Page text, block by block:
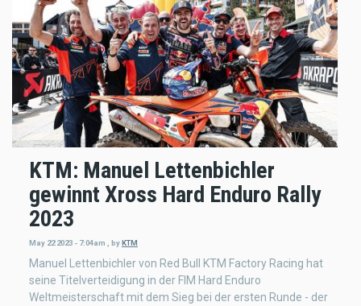
KTM: Manuel Lettenbichler
gewinnt Xross Hard Enduro Rally
2023
May 22 2023 - 7:04am byKTM
Manuel Lettenbichler von Red Bull KTM Factory Racing hat
seine Titelverteidigung in der FIM Hard Enduro
Weltmeisterschaft mit dem Sieg bei der ersten Runde - der